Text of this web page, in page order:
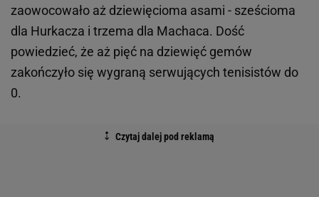
zaowocowało aż dziewięcioma asami - sześcioma
dla Hurkacza i trzema dla Machaca. Dość
powiedzieć, że aż pięć na dziewięć gemów
zakończyło się wygraną serwujących tenisistów do
0.